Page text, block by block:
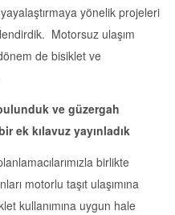
yönelik projeleri
Motorsuz ulaşım
de bisiklet ve
ve güzergah
ek kılavuz yayınladık
birlikte
motorlu taşıt ulaşımına
kullanımına uygun hale